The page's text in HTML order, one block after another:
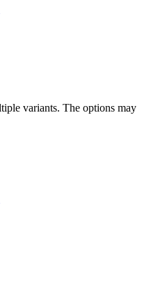
variants. The options may